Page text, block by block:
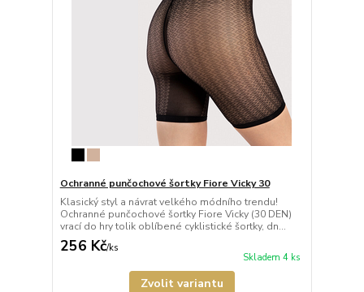
Ochranné punčochové šortky Fiore Vicky 30
Klasický styl a návrat velkého módního trendu!
Ochranné punčochové šortky Fiore Vicky (30 DEN)
vrací do hry tolik oblíbené cyklistické šortky, dn...
256 Kč/ks
Skladem 4 ks
Zvolit variantu